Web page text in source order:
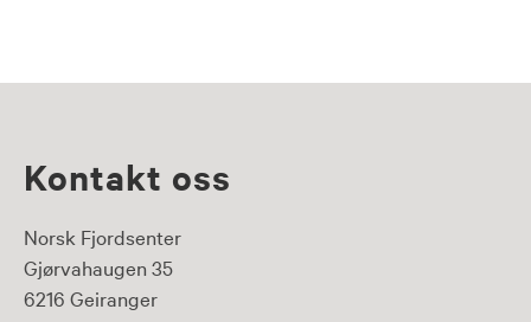
Kontakt oss
Norsk Fjordsenter
Gjørvahaugen 35
6216 Geiranger